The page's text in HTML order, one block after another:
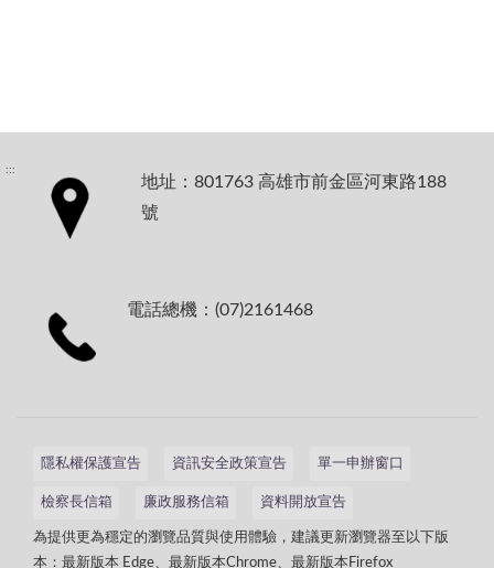
:::
地址：801763 高雄市前金區河東路188
號
電話總機：(07)2161468
隱私權保護宣告 資訊安全政策宣告 單一申辦窗口
檢察長信箱 廉政服務信箱 資料開放宣告
為提供更為穩定的瀏覽品質與使用體驗，建議更新瀏覽器至以下版
本：最新版本 Edge、最新版本Chrome、最新版本Firefox